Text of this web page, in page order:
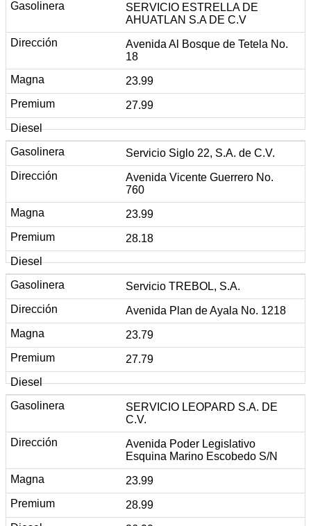
SERVICIO ESTRELLA DE
AHUATLAN S.A DE C.V
Avenida Al Bosque de Tetela No.
18
23.99
27.99
Servicio Siglo 22, S.A. de C.V.
Avenida Vicente Guerrero No.
760
23.99
28.18
Servicio TREBOL, S.A.
Avenida Plan de Ayala No. 1218
23.79
27.79
SERVICIO LEOPARD S.A. DE
C.V.
Avenida Poder Legislativo
Esquina Marino Escobedo S/N
23.99
28.99